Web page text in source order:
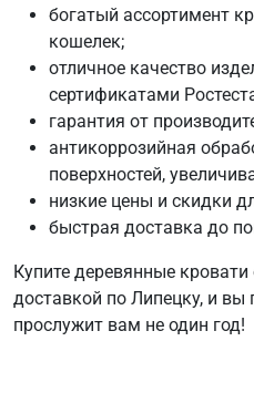
богатый ассортимент
кошелек;
отличное качество
сертификатами
гарантия от
антикоррозийная
поверхностей,
низкие цены и скидки
быстрая доставка до
Купите деревянные кровати
доставкой по Липецку, и вы
прослужит вам не один год!